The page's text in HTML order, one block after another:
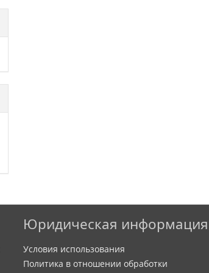
Юридическая информация
Условия использования
Политика в отношении обработки